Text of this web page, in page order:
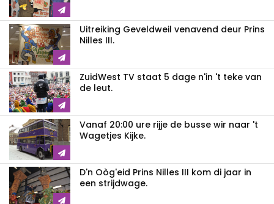
Uitreiking Geveldweil venavend deur Prins
Nilles III.
ZuidWest TV staat 5 dage n'in 't teke van
de leut.
Vanaf 20:00 ure rijje de busse wir naar 't
Wagetjes Kijke.
D'n Oòg'eid Prins Nilles III kom di jaar in
een strijdwage.